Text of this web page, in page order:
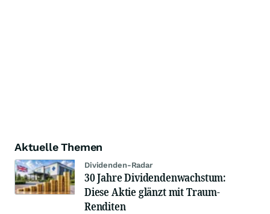
Aktuelle Themen
Dividenden-Radar
30 Jahre Dividendenwachstum:
Diese Aktie glänzt mit Traum-
Renditen